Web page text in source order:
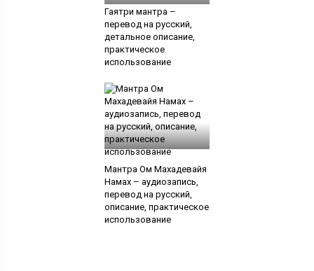
Гаятри мантра –
перевод на русский,
детальное описание,
практическое
использование
Мантра Ом Махадевайя
Намах – аудиозапись,
перевод на русский,
описание, практическое
использование